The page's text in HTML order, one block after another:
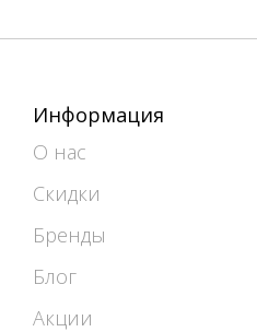
Информация
О нас
Скидки
Бренды
Блог
Акции